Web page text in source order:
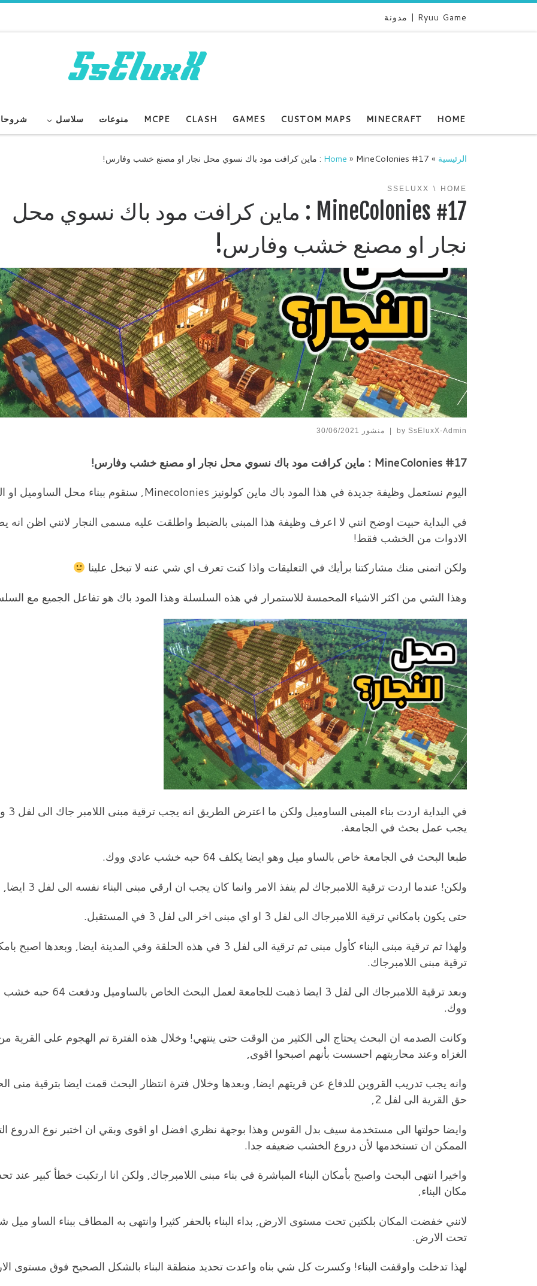
Ryuu Game | مدونة
HOME
MINECRAFT
CUSTOM MAPS
GAMES
CLASH
MCPE منوعات سلاسل
الرئيسية »
Home » MineColonies #17 : ماين كرافت مود باك نسوي محل نجار او مصنع خشب وفارس!
HOME
SSELUXX
MineColonies #17 : ماين كرافت مود باك نسوي محل
نجار او مصنع خشب وفارس!
by SsEluxX-Admin
| منشور 30/06/2021
MineColonies #17 : ماين كرافت مود باك نسوي محل نجار او مصنع خشب وفارس!
اليوم نستعمل وظيفة جديدة في هذا المود باك ماين كولونيز Minecolonies, سنقوم ببناء محل الساوميل او النجار.
في البداية حبيت اوضح انني لا اعرف وظيفة هذا المبنى بالضبط واطلقت عليه مسمى النجار لانني اظن انه
الادوات من الخشب فقط!
ولكن اتمنى منك مشاركتنا برأيك في التعليقات واذا كنت تعرف اي شي عنه لا تبخل علينا
وهذا الشي من اكثر الاشياء المحمسة للاستمرار في هذه السلسلة وهذا المود باك هو تفاعل الجميع مع
في
يجب عمل بحث في الجامعة.
طبعا البحث في الجامعة خاص بالساو ميل وهو ايضا يكلف 64 حبه خشب عادي ووك.
ولكن! عندما اردت ترقية اللامبرجاك لم ينفذ الامر وانما كان يجب ان ارقي مبنى البناء نفسه الى لفل 3 ايضا,
حتى يكون بامكاني ترقية اللامبرجاك الى لفل 3 او اي مبنى اخر الى لفل 3 في المستقبل.
ولهذا تم ترقية مبنى البناء كأول مبنى تم ترقية الى لفل 3 في هذه الحلقة وفي المدينة ايضا, وبعدها
ترقية مبنى اللامبرجاك.
وبعد ترقية اللامبرجاك الى لفل 3 ايضا ذهبت للجامعة لعمل البحث
ووك.
وكانت الصدمه ان البحث يحتاج الى الكثير من الوقت حتى ينتهي! وخلال هذه الفترة تم الهجوم على القرية
الغزاه وعند محاربتهم احسست بأنهم اصبحوا اقوى,
وانه يجب تدريب القروين للدفاع عن قريتهم ايضا, وبعدها وخلال فترة انتظار البحث قمت ايضا بترقية منى
حق القرية الى لفل 2,
وايضا حولتها الى مستخدمة سيف بدل القوس وهذا بوجهة نظري افضل او اقوى وبقي ان اختبر نوع الدروع
الممكن ان تستخدمها لأن دروع الخشب ضعيفه جدا.
واخيرا انتهى البحث واصبح بأمكان البناء المباشرة في بناء مبنى اللامبرجاك, ولكن انا ارتكبت خطأ كبير عند
مكان البناء,
لانني خفضت المكان بلكتين تحت مستوى الارض, بداء البناء بالحفر كثيرا وانتهى به المطاف ببناء الساو ميل
تحت الارض.
لهذا تدخلت واوقفت البناء! وكسرت كل شي بناه واعدت تحديد منطقة البناء بالشكل الصحيح فوق مستوى